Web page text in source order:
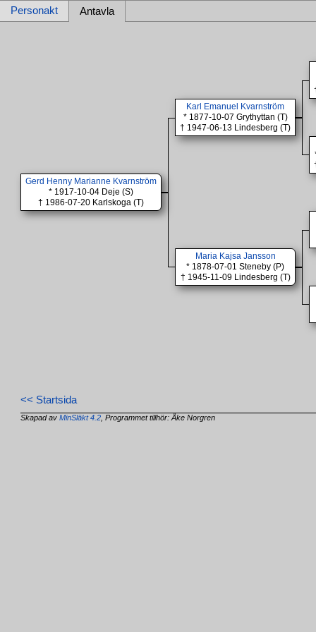
Personakt Antavla
Gerd Henny Marianne Kvarnström
* 1917-10-04 Deje (S)
† 1986-07-20 Karlskoga (T)
Karl Emanuel Kvarnström
* 1877-10-07 Grythyttan (T)
† 1947-06-13 Lindesberg (T)
Maria Kajsa Jansson
* 1878-07-01 Steneby (P)
† 1945-11-09 Lindesberg (T)
<< Startsida
Skapad avMinSläkt 4.2 , Programmet tillhör: Åke Norgren